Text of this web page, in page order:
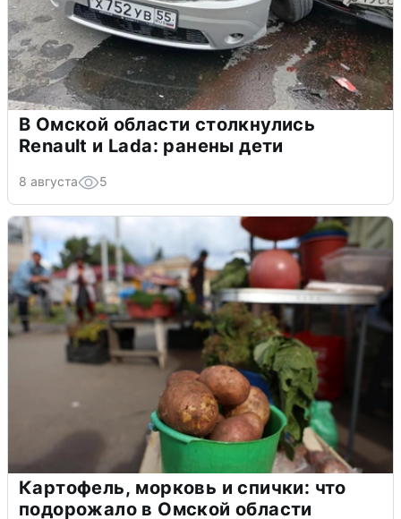
В Омской области столкнулись
Renault и Lada: ранены дети
8 августа 5
Картофель, морковь и спички: что
подорожало в Омской области